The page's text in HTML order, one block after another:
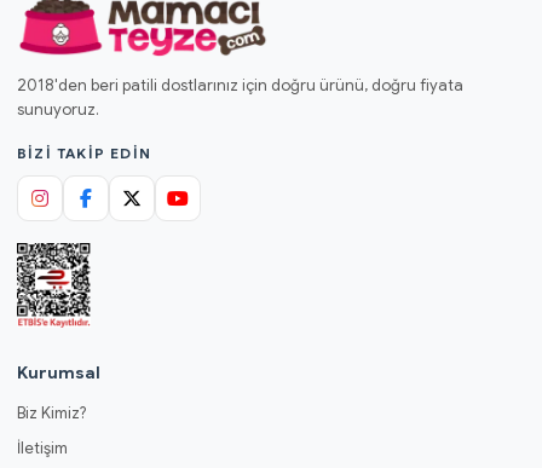
2018'den beri patili dostlarınız için doğru ürünü, doğru fiyata
sunuyoruz.
BIZI TAKIP EDIN
Kurumsal
Biz Kimiz?
İletişim